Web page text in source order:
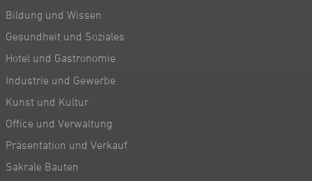
Bildung und Wissen
Gesundheit und Soziales
Hotel und Gastronomie
Industrie und Gewerbe
Kunst und Kultur
Office und Verwaltung
Präsentation und Verkauf
Sakrale Bauten